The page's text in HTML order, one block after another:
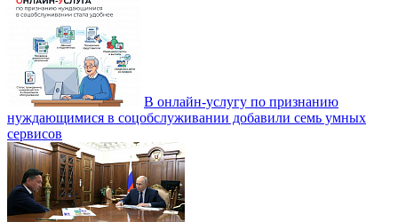
В онлайн-услугу по признанию
нуждающимися в соцобслуживании добавили семь умных
сервисов